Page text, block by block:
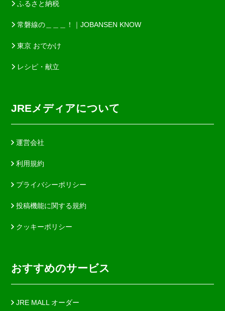
ふるさと納税
常磐線の＿＿＿！｜JOBANSEN KNOW
東京 おでかけ
レシピ・献立
JREメディアについて
運営会社
利用規約
プライバシーポリシー
投稿機能に関する規約
クッキーポリシー
おすすめのサービス
JRE MALL オーダー